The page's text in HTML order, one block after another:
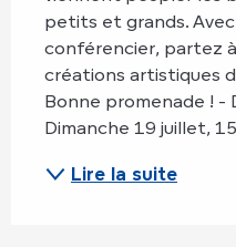
petits et grands.
conférencier, partez
créations artistiques
Bonne promenade ! -
Dimanche 19 juillet,
Lire la suite